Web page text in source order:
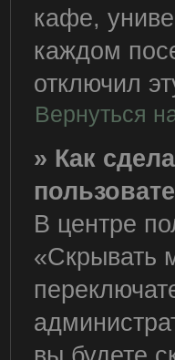
кафе,
каждом
отключил
Вернуться
» Как
В центре
«Скрывать